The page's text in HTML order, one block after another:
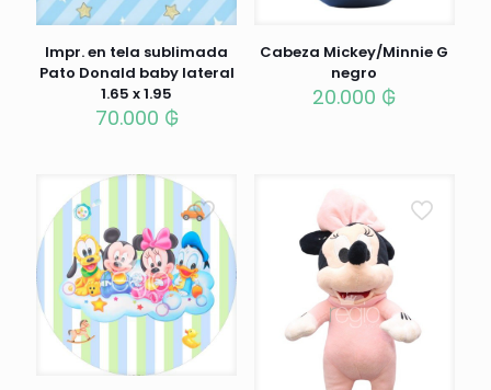
Impr. en tela sublimada
Pato Donald baby lateral
1.65 x 1.95
70.000 ₲
Cabeza Mickey/Minnie G
negro
20.000 ₲